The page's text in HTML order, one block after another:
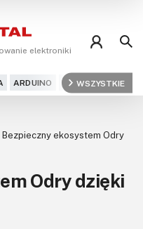
elektroniki
ARDUINO ARM AUDIO
WSZYSTKIE
Bezpieczny ekosystem Odry
Odry dzięki